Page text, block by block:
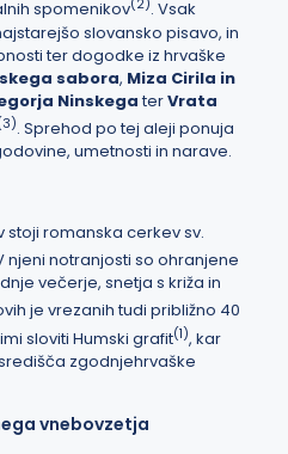
spomenikov(2). Vsak
slovansko pisavo, in
ter dogodke iz hrvaške
sabora, Miza Cirila in
NinskegaterVrata
3). Sprehod po tej aleji ponuja
umetnosti in narave.
romanska cerkev sv.
njeni notranjosti so ohranjene
večerje, snetja s križa in
je vrezanih tudi približno 40
sloviti Humski grafit(1), kar
zgodnjehrvaške
vnebovzetja